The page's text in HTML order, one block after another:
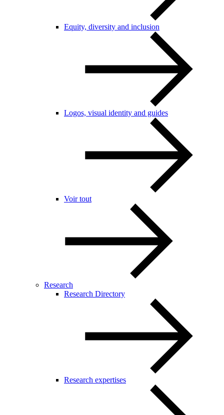
Equity, diversity and inclusion
Logos, visual identity and guides
Voir tout
Research
Research Directory
Research expertises